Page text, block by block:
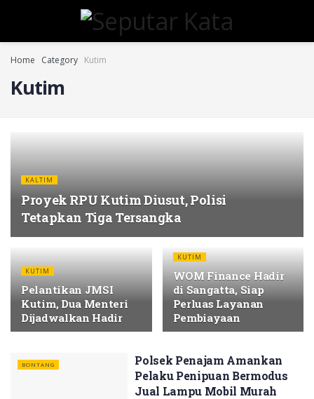
Home Category Kutim
Kutim
KALTIM
Proyek RPU Kutim Diusut, Polisi
Tetapkan Tiga Tersangka
KUTIM
Pelantikan JMSI
Kutim, Dua Menteri
Dijadwalkan Hadir
KUTIM
WOM Finance Hadir
di Sangatta, Siap
Perluas Layanan
Pembiayaan
BONTANG
Polsek Penajam Amankan
Pelaku Penipuan Bermodus
Jual Lampu Mobil Murah